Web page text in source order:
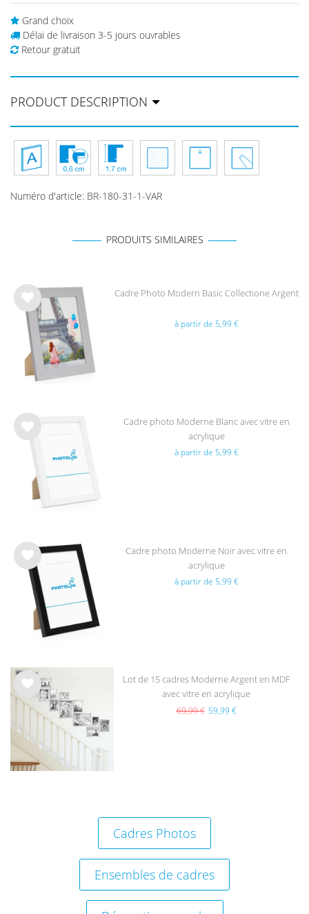
Grand choix
Délai de livraison 3-5 jours ouvrables
Retour gratuit
PRODUCT DESCRIPTION
Numéro d'article: BR-180-31-1-VAR
PRODUITS SIMILAIRES
List
e de
sou
hait
s
Cadre Photo Modern Basic Collectione Argent
à partir de 5,99 €
List
e de
sou
hait
Cadre photo Moderne Blanc avec vitre en
acrylique
à partir de 5,99 €
List
e de
sou
Cadre photo Moderne Noir avec vitre en
acrylique
à partir de 5,99 €
List
e de
hait
Lot de 15 cadres Moderne Argent en MDF
avec vitre en acrylique
69,99 € 59,99 €
Cadres Photos
Ensembles de cadres